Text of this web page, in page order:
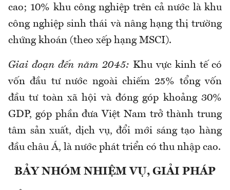
cao; 10% khu công nghiệp trên cả nước là khu
công nghiệp sinh thái và nâng hạng thị trường
chứng khoán (theo xếp hạng MSCI).
Giai đoạn đến năm 2045: Khu vực kinh tế có
vốn đầu tư nước ngoài chiếm 25% tổng vốn
đầu tư toàn xã hội và đóng góp khoảng 30%
GDP, góp phần đưa Việt Nam trở thành trung
tâm sản xuất, dịch vụ, đổi mới sáng tạo hàng
đầu châu Á, là nước phát triển có thu nhập cao.
BẢY NHÓM NHIỆM VỤ, GIẢI PHÁP